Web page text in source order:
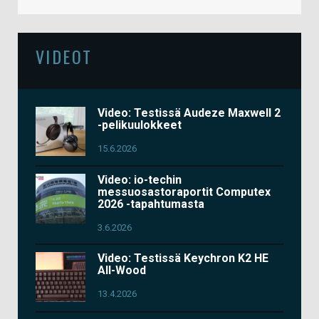
VIDEOT
Video: Testissä Audeze Maxwell 2
-pelikuulokkeet
15.6.2026
Video: io-techin
messuosastoraportit Computex
2026 -tapahtumasta
3.6.2026
Video: Testissä Keychron K2 HE
All-Wood
13.4.2026